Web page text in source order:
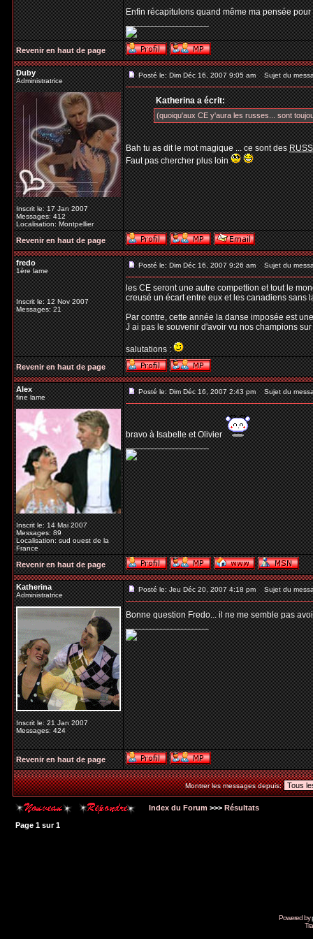
Enfin récapitulons quand même ma pensée
_________________
Revenir en haut de page
Duby
Administratrice
Inscrit le: 17 Jan 2007
Messages: 412
Localisation: Montpellier
Posté le: Dim Déc 16, 2007 9:05 am Sujet du
Katherina a écrit:
(quoiqu'aux CE y'aura les russes... sont
Bah tu as dit le mot magique ... ce sont des
Faut pas chercher plus loin
Revenir en haut de page
fredo
1ère lame
Inscrit le: 12 Nov 2007
Messages: 21
Posté le: Dim Déc 16, 2007 9:26 am Sujet du
les CE seront une autre compettion et tout le
creusé un écart entre eux et les canadiens sans
Par contre, cette année la danse imposée est
J ai pas le souvenir d'avoir vu nos champions
salutations :
Revenir en haut de page
Alex
fine lame
Inscrit le: 14 Mai 2007
Messages: 89
Localisation: sud ouest de la
France
Posté le: Dim Déc 16, 2007 2:43 pm Sujet du
bravo à Isabelle et Olivier
_________________
Revenir en haut de page
Katherina
Administratrice
Inscrit le: 21 Jan 2007
Messages: 424
Posté le: Jeu Déc 20, 2007 4:18 pm Sujet du
Bonne question Fredo... il ne me semble pas
_________________
Revenir en haut de page
Montrer les messages depuis:
Index du Forum >>> Résultats
Page 1 sur1
Powered by